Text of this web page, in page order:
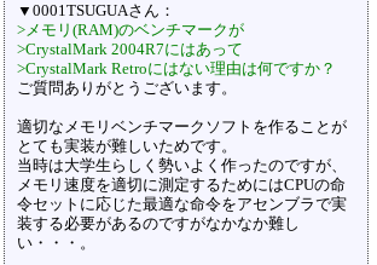
▼0001TSUGUAさん：
>メモリ(RAM)のベンチマークが
>CrystalMark 2004R7にはあって
>CrystalMark Retroにはない理由は何ですか？
ご質問ありがとうございます。
適切なメモリベンチマークソフトを作ることが
とても実装が難しいためです。
当時は大学生らしく勢いよく作ったのですが、
メモリ速度を適切に測定するためにはCPUの命
令セットに応じた最適な命令をアセンブラで実
装する必要があるのですがなかなか難し
い・・・。